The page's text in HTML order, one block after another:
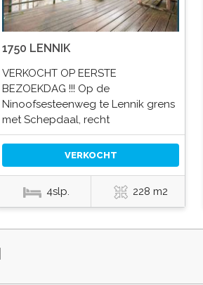
1750 LENNIK
VERKOCHT OP EERSTE
BEZOEKDAG !!! Op de
Ninoofsesteenweg te Lennik grens
met Schepdaal, recht
VERKOCHT
4slp. 228 m2